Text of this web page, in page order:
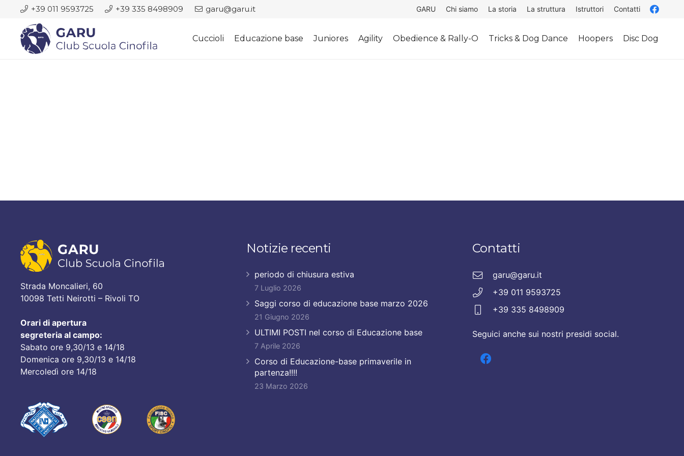
+39 011 9593725 +39 335 8498909 garu@garu.it GARU Chi siamo La storia La struttura Istruttori Contatti
Cuccioli Educazione base Juniores Agility Obedience & Rally-O Tricks & Dog Dance Hoopers Disc Dog
Strada Moncalieri, 60
10098 Tetti Neirotti – Rivoli TO
Orari di apertura
segreteria al campo:
Sabato ore 9,30/13 e 14/18
Domenica ore 9,30/13 e 14/18
Mercoledì ore 14/18
Notizie recenti
periodo di chiusura estiva
7 Luglio 2026
Saggi corso di educazione base marzo 2026
21 Giugno 2026
ULTIMI POSTI nel corso di Educazione base
7 Aprile 2026
Corso di Educazione-base primaverile in
partenza!!!!
23 Marzo 2026
Contatti
garu@garu.it
+39 011 9593725
+39 335 8498909
Seguici anche sui nostri presidi social.